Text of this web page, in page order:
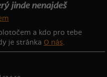
jinde nenajdeš
a kdo pro tebe
je stránka O nás.